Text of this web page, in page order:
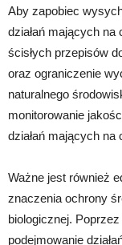
Aby zapobiec
działań mających na
ścisłych przepisów
oraz ograniczenie
naturalnego
monitorowanie
działań mających
Ważne jest również
znaczenia ochrony
biologicznej.
podejmowanie